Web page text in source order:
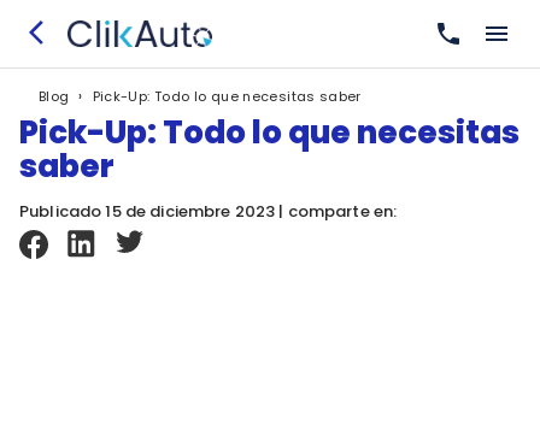
Blog › Pick-Up: Todo lo que necesitas saber
Pick-Up: Todo lo que necesitas
saber
Publicado 15 de diciembre 2023 | comparte en: